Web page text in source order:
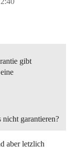
gibt
nicht garantieren?
aber letzlich